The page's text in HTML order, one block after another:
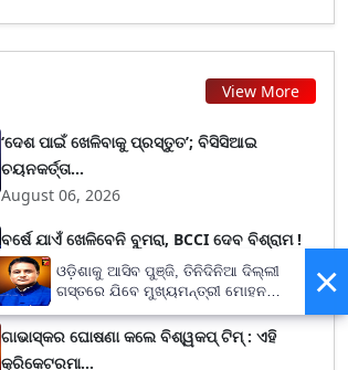
View More
‘ଦେଶ ପାଇଁ ଖେଳିବାକୁ ପ୍ରସ୍ତୁତ’; ବିସିସିଆଇ
ଚୟନକର୍ତ୍ତା...
August 06, 2026
ବର୍ଷେ ଯାଏଁ ଖେଳିବେନି ବୁମରା, BCCI ଦେବ ବିଶ୍ରାମ !
ପୂର୍...
August 06, 2026
ଗାଭାସ୍କର ଘୋଷଣା କଲେ ବିଶ୍ୱକପ୍ ଟିମ୍ : ଏହି
କ୍ରିକେଟରମା...
×
ଓଡ଼ିଶାକୁ ଆସିବ ପୁଞ୍ଜି, ତିନିଦିନିଆ ଦିଲ୍ଲୀ
ଗସ୍ତରେ ଯିବେ ମୁଖ୍ୟମନ୍ତ୍ରୀ ମୋହନ